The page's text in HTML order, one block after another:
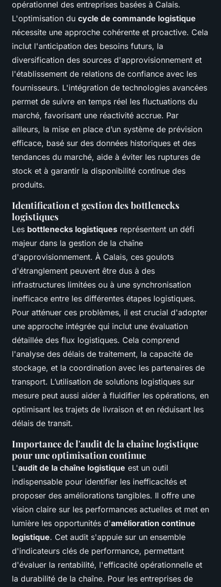
opérationnel des entreprises basées à Calais.
L'optimisation du cycle de commande logistique
nécessite une approche cohérente et proactive. Cela
inclut l'anticipation des besoins futurs, la
diversification des sources d'approvisionnement et
l'établissement de relations de confiance avec les
fournisseurs. L'intégration de technologies avancées
permet de suivre en temps réel les fluctuations du
marché, favorisant une réactivité accrue. Par
ailleurs, la mise en place d’un système de prévision
efficace, basé sur des données historiques et des
tendances du marché, aide à éviter les ruptures de
stock et à garantir la disponibilité continue des
produits.
Identification et gestion des bottlenecks
logistiques
Les bottlenecks logistiques représentent un défi
majeur dans la gestion de la chaîne
d'approvisionnement. À Calais, ces goulots
d'étranglement peuvent être dus à des
infrastructures limitées ou à une synchronisation
inefficace entre les différentes étapes logistiques.
Pour atténuer ces problèmes, il est crucial d'adopter
une approche intégrée qui inclut une évaluation
détaillée des flux logistiques. Cela comprend
l'analyse des délais de traitement, la capacité de
stockage, et la coordination avec les partenaires de
transport. L’utilisation de solutions logistiques sur
mesure peut aussi aider à fluidifier les opérations, en
optimisant les trajets de livraison et en réduisant les
délais de transit.
Importance de l'audit de la chaîne logistique
pour une optimisation continue
L'audit de la chaîne logistique est un outil
indispensable pour identifier les inefficacités et
proposer des améliorations tangibles. Il offre une
vision claire sur les performances actuelles et met en
lumière les opportunités d'amélioration continue
logistique. Cet audit s'appuie sur un ensemble
d'indicateurs clés de performance, permettant
d'évaluer la rentabilité, l'efficacité opérationnelle et
la durabilité de la chaîne. Pour les entreprises de